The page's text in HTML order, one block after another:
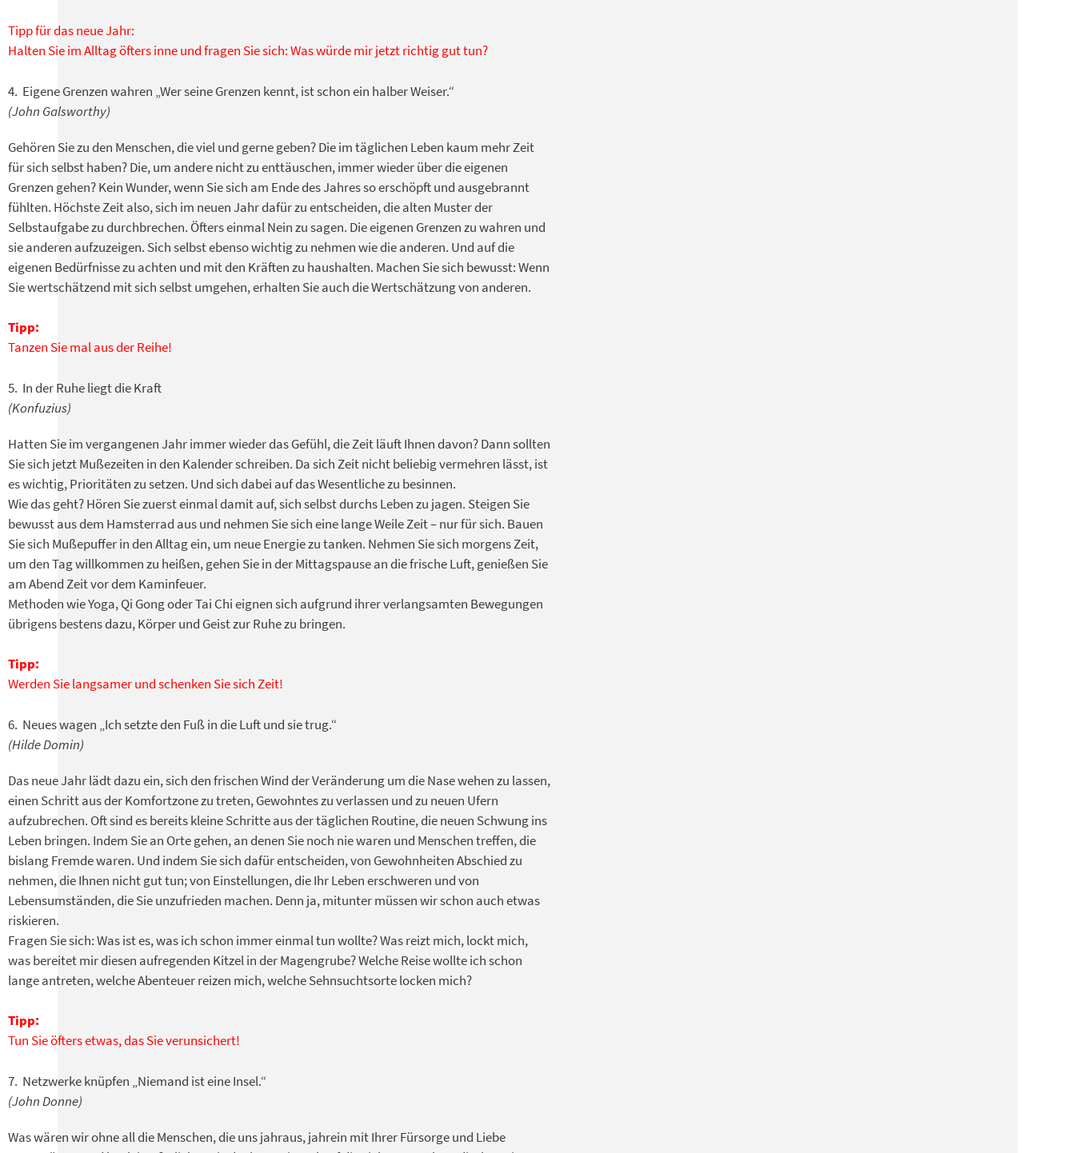
Tipp für das neue Jahr:
Halten Sie im Alltag öfters inne und fragen Sie sich: Was würde mir jetzt richtig gut tun?
4. Eigene Grenzen wahren „Wer seine Grenzen kennt, ist schon ein halber Weiser.“
(John Galsworthy)
Gehören Sie zu den Menschen, die viel und gerne geben? Die im täglichen Leben kaum mehr Zeit
für sich selbst haben? Die, um andere nicht zu enttäuschen, immer wieder über die eigenen
Grenzen gehen? Kein Wunder, wenn Sie sich am Ende des Jahres so erschöpft und ausgebrannt
fühlten. Höchste Zeit also, sich im neuen Jahr dafür zu entscheiden, die alten Muster der
Selbstaufgabe zu durchbrechen. Öfters einmal Nein zu sagen. Die eigenen Grenzen zu wahren und
sie anderen aufzuzeigen. Sich selbst ebenso wichtig zu nehmen wie die anderen. Und auf die
eigenen Bedürfnisse zu achten und mit den Kräften zu haushalten. Machen Sie sich bewusst: Wenn
Sie wertschätzend mit sich selbst umgehen, erhalten Sie auch die Wertschätzung von anderen.
Tipp:
Tanzen Sie mal aus der Reihe!
5. In der Ruhe liegt die Kraft
(Konfuzius)
Hatten Sie im vergangenen Jahr immer wieder das Gefühl, die Zeit läuft Ihnen davon? Dann sollten
Sie sich jetzt Mußezeiten in den Kalender schreiben. Da sich Zeit nicht beliebig vermehren lässt, ist
es wichtig, Prioritäten zu setzen. Und sich dabei auf das Wesentliche zu besinnen.
Wie das geht? Hören Sie zuerst einmal damit auf, sich selbst durchs Leben zu jagen. Steigen Sie
bewusst aus dem Hamsterrad aus und nehmen Sie sich eine lange Weile Zeit – nur für sich. Bauen
Sie sich Mußepuffer in den Alltag ein, um neue Energie zu tanken. Nehmen Sie sich morgens Zeit,
um den Tag willkommen zu heißen, gehen Sie in der Mittagspause an die frische Luft, genießen Sie
am Abend Zeit vor dem Kaminfeuer.
Methoden wie Yoga, Qi Gong oder Tai Chi eignen sich aufgrund ihrer verlangsamten Bewegungen
übrigens bestens dazu, Körper und Geist zur Ruhe zu bringen.
Tipp:
Werden Sie langsamer und schenken Sie sich Zeit!
6. Neues wagen „Ich setzte den Fuß in die Luft und sie trug.“
(Hilde Domin)
Das neue Jahr lädt dazu ein, sich den frischen Wind der Veränderung um die Nase wehen zu lassen,
einen Schritt aus der Komfortzone zu treten, Gewohntes zu verlassen und zu neuen Ufern
aufzubrechen. Oft sind es bereits kleine Schritte aus der täglichen Routine, die neuen Schwung ins
Leben bringen. Indem Sie an Orte gehen, an denen Sie noch nie waren und Menschen treffen, die
bislang Fremde waren. Und indem Sie sich dafür entscheiden, von Gewohnheiten Abschied zu
nehmen, die Ihnen nicht gut tun; von Einstellungen, die Ihr Leben erschweren und von
Lebensumständen, die Sie unzufrieden machen. Denn ja, mitunter müssen wir schon auch etwas
riskieren.
Fragen Sie sich: Was ist es, was ich schon immer einmal tun wollte? Was reizt mich, lockt mich,
was bereitet mir diesen aufregenden Kitzel in der Magengrube? Welche Reise wollte ich schon
lange antreten, welche Abenteuer reizen mich, welche Sehnsuchtsorte locken mich?
Tipp:
Tun Sie öfters etwas, das Sie verunsichert!
7. Netzwerke knüpfen „Niemand ist eine Insel.“
(John Donne)
Was wären wir ohne all die Menschen, die uns jahraus, jahrein mit Ihrer Fürsorge und Liebe